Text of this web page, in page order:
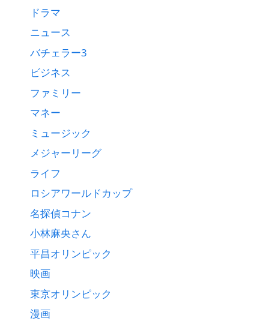
ドラマ
ニュース
バチェラー3
ビジネス
ファミリー
マネー
ミュージック
メジャーリーグ
ライフ
ロシアワールドカップ
名探偵コナン
小林麻央さん
平昌オリンピック
映画
東京オリンピック
漫画